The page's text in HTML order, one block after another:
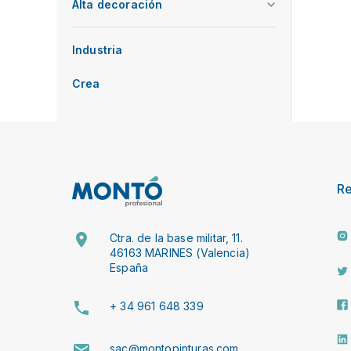
Alta decoración
Industria
Crea
Ctra. de la base militar, 11.
46163 MARINES (Valencia)
España
+ 34 961 648 339
sac@montopinturas.com